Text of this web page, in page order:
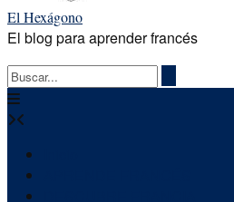
El Hexágono
El blog para aprender francés